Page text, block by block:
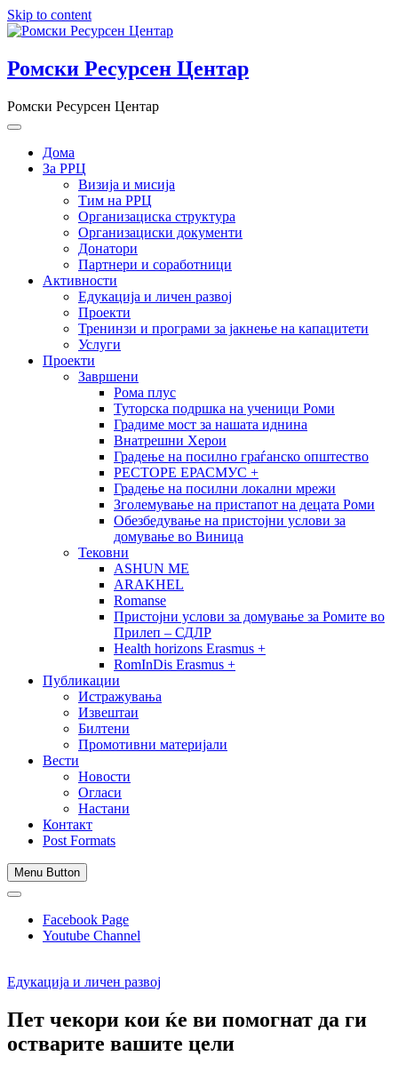
Skip to content
Ромски Ресурсен Центар
Ромски Ресурсен Центар
Дома
За РРЦ
Визија и мисија
Тим на РРЦ
Организациска структура
Организациски документи
Донатори
Партнери и соработници
Активности
Едукација и личен развој
Проекти
Тренинзи и програми за јакнење на капацитети
Услуги
Проекти
Завршени
Рома плус
Туторска подршка на ученици Роми
Градиме мост за нашата иднина
Внатрешни Херои
Градење на посилно граѓанско општество
РЕСТОРЕ ЕРАСМУС +
Градење на посилни локални мрежи
Зголемување на пристапот на децата Роми
Обезбедување на пристојни услови за
домување во Виница
Тековни
ASHUN ME
ARAKHEL
Romanse
Пристојни услови за домување за Ромите во
Прилеп – СДЛР
Health horizons Erasmus +
RomInDis Erasmus +
Публикации
Истражувања
Извештаи
Билтени
Промотивни материјали
Вести
Новости
Огласи
Настани
Контакт
Post Formats
Menu Button
Facebook Page
Youtube Channel
Едукација и личен развој
Пет чекори кои ќе ви помогнат да ги
остварите вашите цели